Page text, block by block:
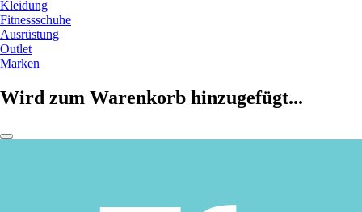
Kleidung
Fitnessschuhe
Ausrüstung
Outlet
Marken
Wird zum Warenkorb hinzugefügt...